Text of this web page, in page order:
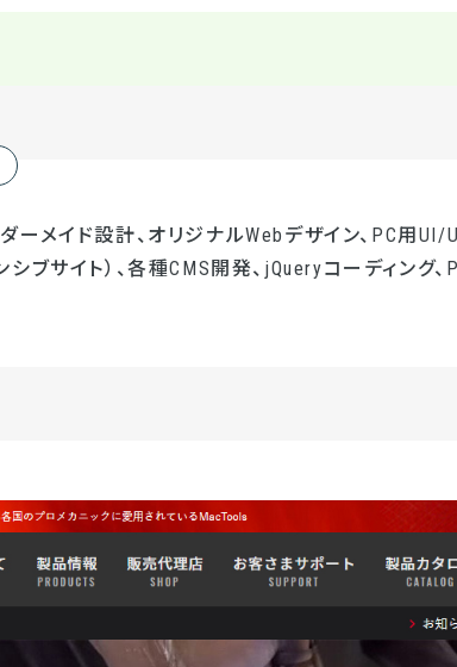
ーメイド設計、オリジナルWebデザイン、PC用
シブサイト）、各種CMS開発、jQueryコーディング